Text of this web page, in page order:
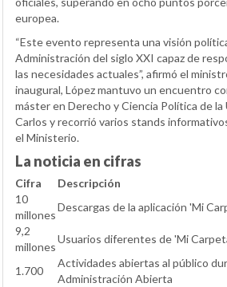
europea.
“Este evento representa una visión
Administración del siglo XXI capaz de
las necesidades actuales”, afirmó el
inaugural, López mantuvo un encuentro
máster en Derecho y Ciencia Política de la
Carlos y recorrió varios stands
el Ministerio.
La noticia en cifras
Cifra
Descripción
10
millones
Descargas de la aplicación 'Mi
9,2
millones
Usuarios diferentes de 'Mi
1.700
Actividades abiertas al público
Administración Abierta